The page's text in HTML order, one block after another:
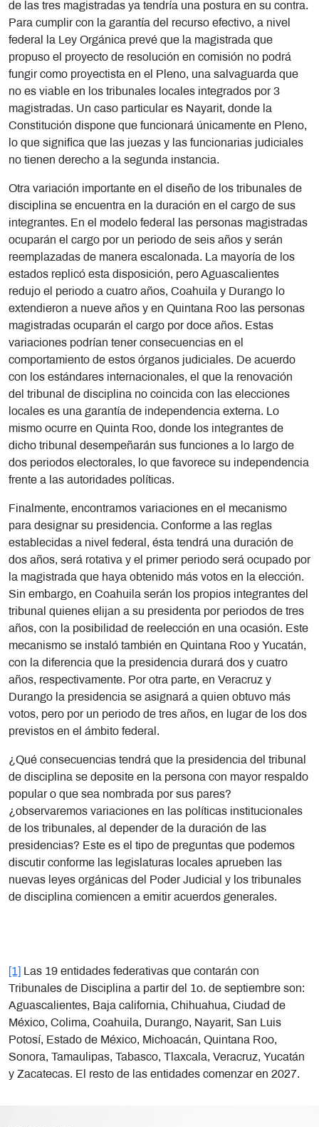
de las tres magistradas ya tendría una postura en su contra.
Para cumplir con la garantía del recurso efectivo, a nivel
federal la Ley Orgánica prevé que la magistrada que
propuso el proyecto de resolución en comisión no podrá
fungir como proyectista en el Pleno, una salvaguarda que
no es viable en los tribunales locales integrados por 3
magistradas. Un caso particular es Nayarit, donde la
Constitución dispone que funcionará únicamente en Pleno,
lo que significa que las juezas y las funcionarias judiciales
no tienen derecho a la segunda instancia.
Otra variación importante en el diseño de los tribunales de
disciplina se encuentra en la duración en el cargo de sus
integrantes. En el modelo federal las personas magistradas
ocuparán el cargo por un periodo de seis años y serán
reemplazadas de manera escalonada. La mayoría de los
estados replicó esta disposición, pero Aguascalientes
redujo el periodo a cuatro años, Coahuila y Durango lo
extendieron a nueve años y en Quintana Roo las personas
magistradas ocuparán el cargo por doce años. Estas
variaciones podrían tener consecuencias en el
comportamiento de estos órganos judiciales. De acuerdo
con los estándares internacionales, el que la renovación
del tribunal de disciplina no coincida con las elecciones
locales es una garantía de independencia externa. Lo
mismo ocurre en Quinta Roo, donde los integrantes de
dicho tribunal desempeñarán sus funciones a lo largo de
dos periodos electorales, lo que favorece su independencia
frente a las autoridades políticas.
Finalmente, encontramos variaciones en el mecanismo
para designar su presidencia. Conforme a las reglas
establecidas a nivel federal, ésta tendrá una duración de
dos años, será rotativa y el primer periodo será ocupado por
la magistrada que haya obtenido más votos en la elección.
Sin embargo, en Coahuila serán los propios integrantes del
tribunal quienes elijan a su presidenta por periodos de tres
años, con la posibilidad de reelección en una ocasión. Este
mecanismo se instaló también en Quintana Roo y Yucatán,
con la diferencia que la presidencia durará dos y cuatro
años, respectivamente. Por otra parte, en Veracruz y
Durango la presidencia se asignará a quien obtuvo más
votos, pero por un periodo de tres años, en lugar de los dos
previstos en el ámbito federal.
¿Qué consecuencias tendrá que la presidencia del tribunal
de disciplina se deposite en la persona con mayor respaldo
popular o que sea nombrada por sus pares?
¿observaremos variaciones en las políticas institucionales
de los tribunales, al depender de la duración de las
presidencias? Este es el tipo de preguntas que podemos
discutir conforme las legislaturas locales aprueben las
nuevas leyes orgánicas del Poder Judicial y los tribunales
de disciplina comiencen a emitir acuerdos generales.
[1]
Las 19 entidades federativas que contarán con
Tribunales de Disciplina a partir del 1o. de septiembre son:
Aguascalientes, Baja california, Chihuahua, Ciudad de
México, Colima, Coahuila, Durango, Nayarit, San Luis
Potosí, Estado de México, Michoacán, Quintana Roo,
Sonora, Tamaulipas, Tabasco, Tlaxcala, Veracruz, Yucatán
y Zacatecas. El resto de las entidades comenzar en 2027.